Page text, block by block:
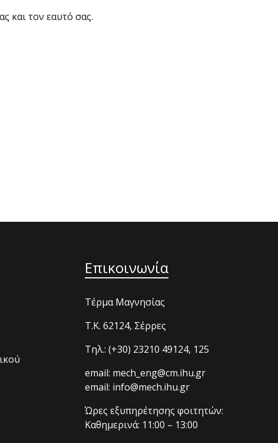
και τον εαυτό σας.
Επικοινωνία
Τέρμα Μαγνησίας
T.K. 62124, Σέρρες
Τηλ.: (+30) 23210 49124, 125
email: mech_eng@cm.ihu.gr
email: info@mech.ihu.gr
Ώρες εξυπηρέτησης φοιτητών:
Καθημερινά: 11:00 – 13:00